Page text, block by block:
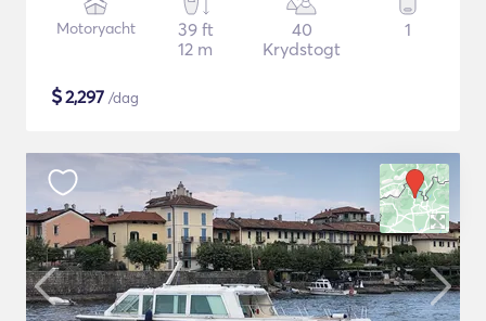
Motoryacht
39 ft
12 m
40
Krydstogt
1
$2,297 /dag